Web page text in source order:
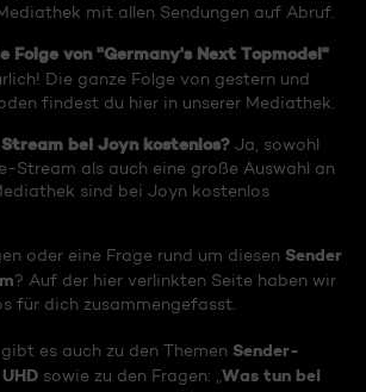
mit allen Sendungen auf Abruf.
Folge von "Germany's Next Topmodel"
Die ganze Folge von gestern und
findest du hier in unserer Mediathek.
bei Joyn kostenlos? Ja, sowohl
Stream als auch eine große Auswahl an
sind bei Joyn kostenlos
oder eine Frage rund um diesen Sender
? Auf der hier verlinkten Seite haben wir
für dich zusammengefasst.
es auch zu den Themen Sender-
UHD sowie zu den Fragen: „ Was tun bei